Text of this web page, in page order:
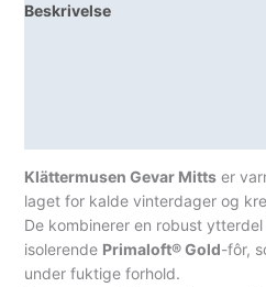
Beskrivelse
Klättermusen Gevar Mitts er
laget for kalde vinterdager og
De kombinerer en robust
isolerende Primaloft® Gold-fôr,
under fuktige forhold.